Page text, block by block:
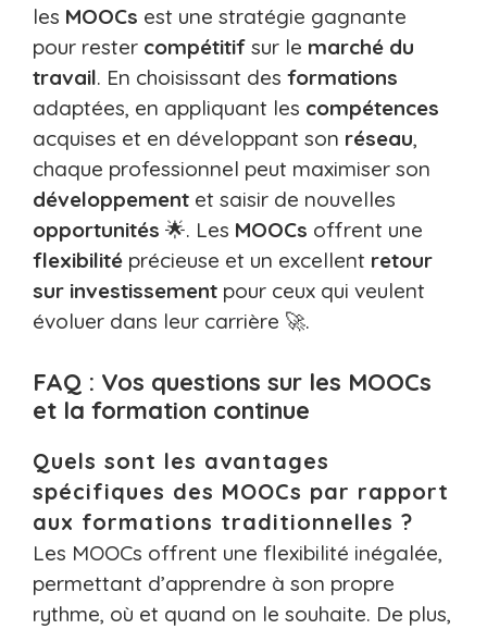
les MOOCs est une stratégie gagnante
pour rester compétitif sur le marché du
travail. En choisissant des formations
adaptées, en appliquant les compétences
acquises et en développant son réseau,
chaque professionnel peut maximiser son
développement et saisir de nouvelles
opportunités 🌟. Les MOOCs offrent une
flexibilité précieuse et un excellent retour
sur investissement pour ceux qui veulent
évoluer dans leur carrière 🚀.
FAQ : Vos questions sur les MOOCs
et la formation continue
Quels sont les avantages
spécifiques des MOOCs par rapport
aux formations traditionnelles ?
Les MOOCs offrent une flexibilité inégalée,
permettant d’apprendre à son propre
rythme, où et quand on le souhaite. De plus,